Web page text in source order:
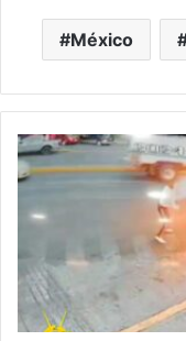
México
#Morelia
Bronca
'Tragafuegos'
Mariachis
"Fue
Una
Riña